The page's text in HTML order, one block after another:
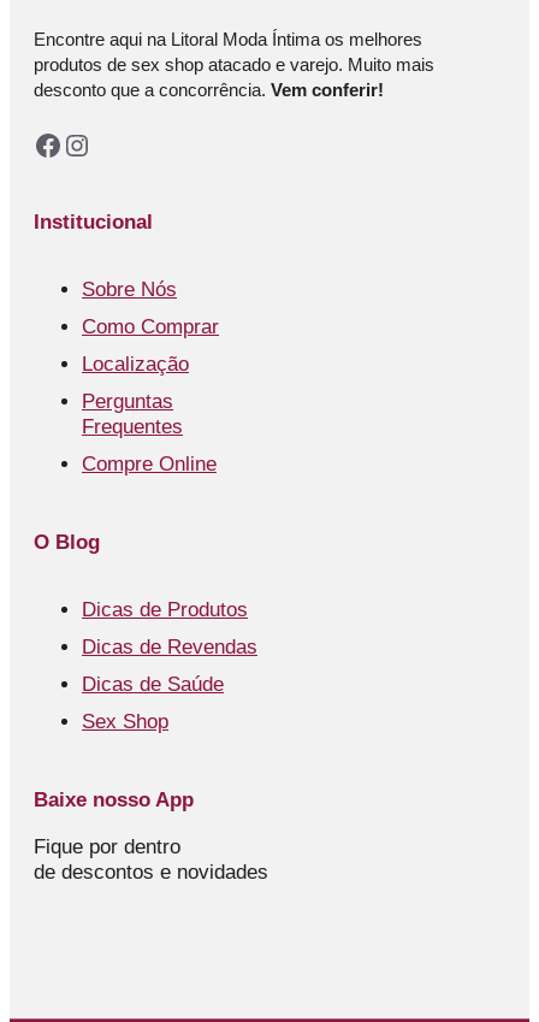
Encontre aqui na Litoral Moda Íntima os melhores
produtos de sex shop atacado e varejo. Muito mais
desconto que a concorrência. Vem conferir!
Facebook
Instagram
Institucional
Sobre Nós
Como Comprar
Localização
Perguntas
Frequentes
Compre Online
O Blog
Dicas de Produtos
Dicas de Revendas
Dicas de Saúde
Sex Shop
Baixe nosso App
Fique por dentro
de descontos e novidades